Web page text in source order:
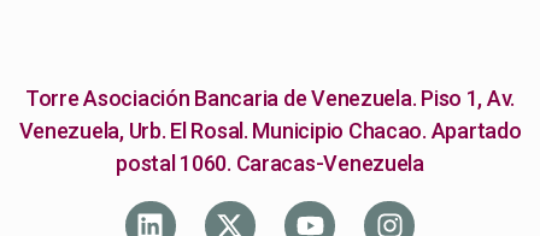
Torre Asociación Bancaria de Venezuela. Piso 1, Av.
Venezuela, Urb. El Rosal. Municipio Chacao. Apartado
postal 1060. Caracas-Venezuela